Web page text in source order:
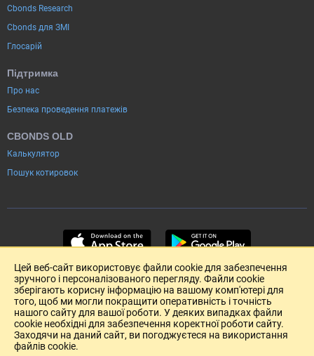
Cbonds Research
Cbonds для ЗМІ
Глосарій
Підтримка
Про нас
Безпека проведення платежів
CBONDS OLD
Калькулятор
Пошук котировок
Розміщення реклами
Цей веб-сайт використовує файли cookie для забезпечення
зручного і персоналізованого перегляду. Файли cookie
зберігають корисну інформацію на вашому комп'ютері для
того, щоб ми могли покращити оперативність і точність
нашого сайту для вашої роботи. У деяких випадках файли
cookie необхідні для забезпечення коректної роботи сайту.
Заходячи на даний сайт, ви погоджуєтеся на використання
файлів cookie.